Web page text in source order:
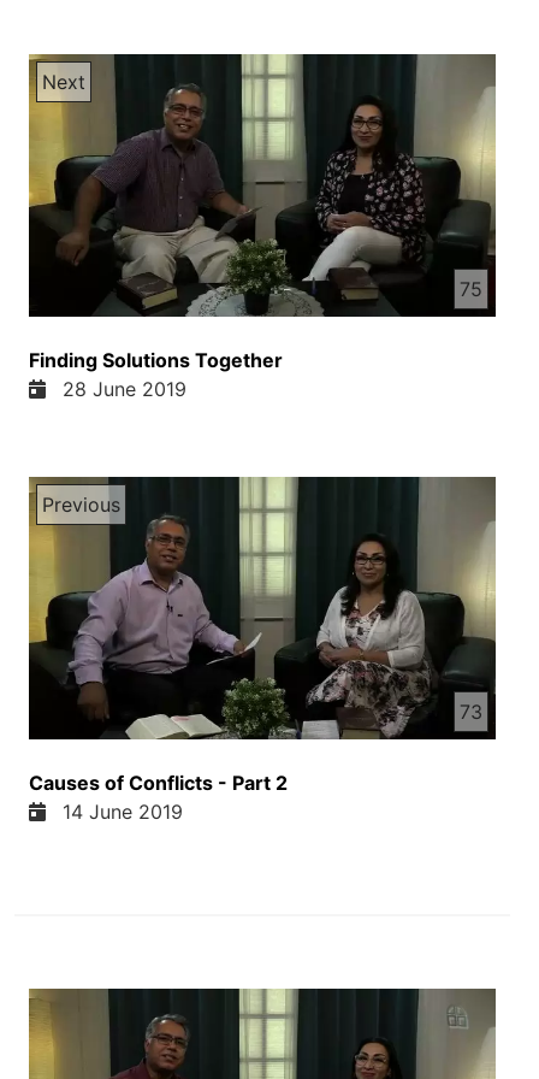
Next
75
Finding Solutions Together
28 June 2019
Previous
73
Causes of Conflicts - Part 2
14 June 2019